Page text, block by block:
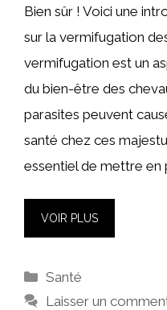
Bien sûr ! Voici une
sur la vermifugation
vermifugation est un
du bien-être des
parasites peuvent
santé chez ces
essentiel de mettre en
VOIR PLUS
Catégories
Santé
Laisser un